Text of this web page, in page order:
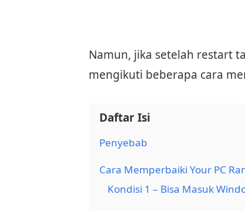
Namun, jika setelah restart
mengikuti beberapa cara
Daftar Isi
Penyebab
Cara Memperbaiki Your PC
Kondisi 1 – Bisa Masuk